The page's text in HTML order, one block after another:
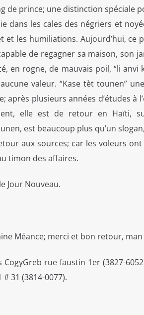
de prince; une distinction
dans les cales des négriers et
et les humiliations. Aujourd’hui,
de regagner sa maison, son
en rogne, de mauvais poil, “li anvi
valeur. “Kase tèt tounen”
après plusieurs années d’études à
elle est de retour en Haïti,
est beaucoup plus qu’un
aux sources; car les voleurs
timon des affaires.
Jour Nouveau.
Méance; merci et bon retour, man
rue faustin 1er (3827-
31 (3814-0077).